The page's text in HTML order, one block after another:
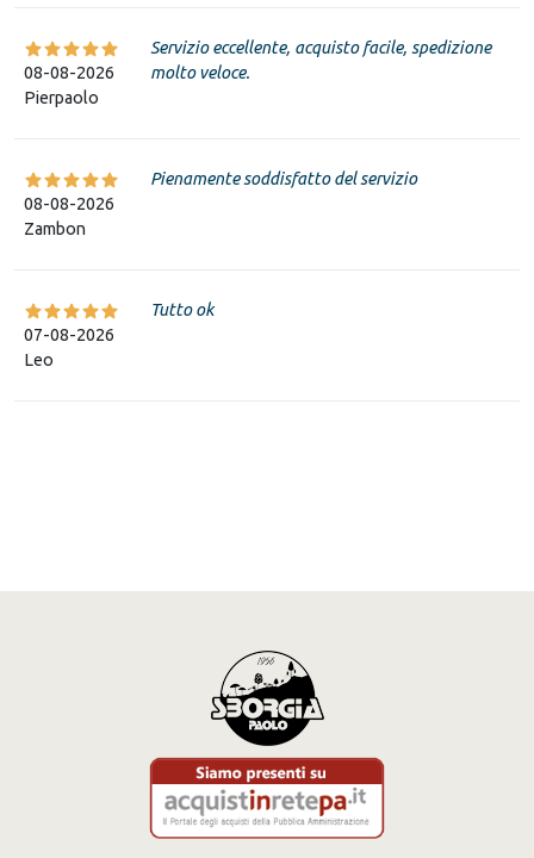
08-08-2026
Pierpaolo
Servizio eccellente, acquisto facile, spedizione
molto veloce.
08-08-2026
Zambon
Pienamente soddisfatto del servizio
07-08-2026
Leo
Tutto ok